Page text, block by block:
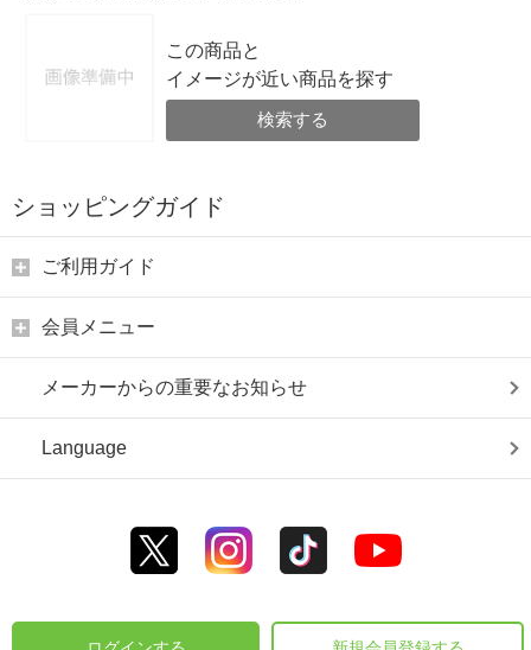
この商品と
イメージが近い商品を探す
検索する
ショッピングガイド
ご利用ガイド
会員メニュー
メーカーからの重要なお知らせ
Language